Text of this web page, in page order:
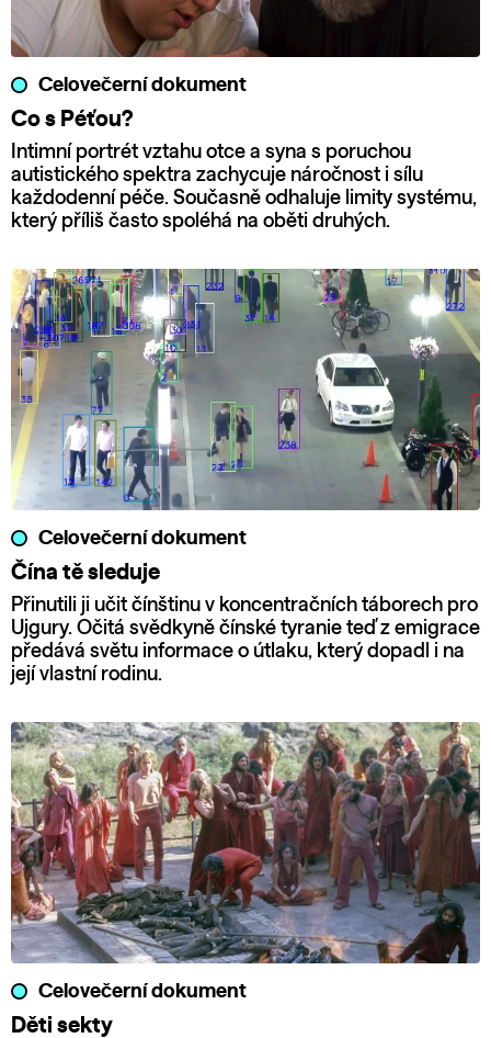
Celovečerní dokument
Co s Péťou?
Intimní portrét vztahu otce a syna s poruchou
autistického spektra zachycuje náročnost i sílu
každodenní péče. Současně odhaluje limity systému,
který příliš často spoléhá na oběti druhých.
Celovečerní dokument
Čína tě sleduje
Přinutili ji učit čínštinu v koncentračních táborech pro
Ujgury. Očitá svědkyně čínské tyranie teď z emigrace
předává světu informace o útlaku, který dopadl i na
její vlastní rodinu.
Celovečerní dokument
Děti sekty